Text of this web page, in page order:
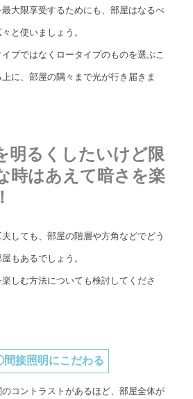
大限享受するためにも、部屋はなるべ
と使いましょう。
プではなくロータイプのものを選ぶこ
に、部屋の隅々まで光が行き届きま
明るくしたいけど限
時はあえて暗さを楽
しても、部屋の階層や方角などでどう
もあるでしょう。
しむ方法についても検討してくださ
接照明にこだわる
コントラストがあるほど、部屋全体が